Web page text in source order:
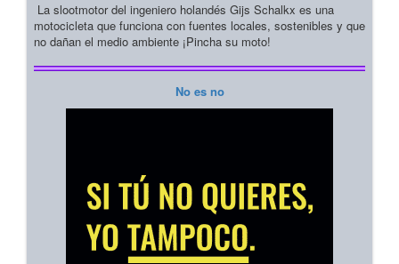
La slootmotor del ingeniero holandés Gijs Schalkx es una
motocicleta que funciona con fuentes locales, sostenibles y que
no dañan el medio ambiente ¡Pincha su moto!
No es no